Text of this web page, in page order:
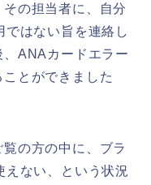
の担当者に、自分
はない旨を連絡し
ANAカードエラー
とができました
の方の中に、ブラ
えない、という状況